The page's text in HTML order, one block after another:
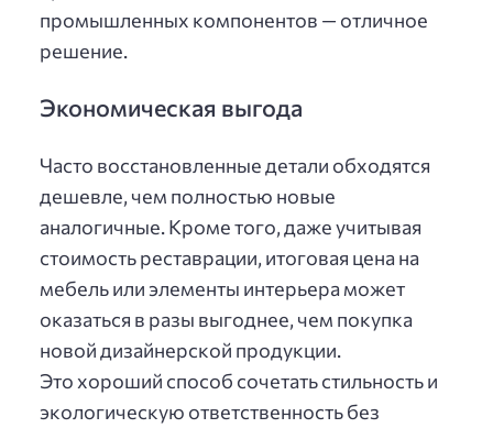
промышленных компонентов — отличное
решение.
Экономическая выгода
Часто восстановленные детали обходятся
дешевле, чем полностью новые
аналогичные. Кроме того, даже учитывая
стоимость реставрации, итоговая цена на
мебель или элементы интерьера может
оказаться в разы выгоднее, чем покупка
новой дизайнерской продукции.
Это хороший способ сочетать стильность и
экологическую ответственность без